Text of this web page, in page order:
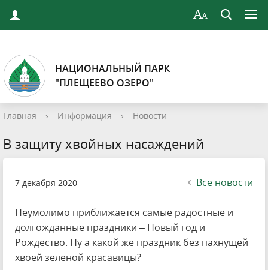
НАЦИОНАЛЬНЫЙ ПАРК
"ПЛЕЩЕЕВО ОЗЕРО"
Главная › Информация › Новости
В защиту хвойных насаждений
7 декабря 2020 Все новости
Неумолимо приближается самые радостные и
долгожданные праздники – Новый год и
Рождество. Ну а какой же праздник без пахнущей
хвоей зеленой красавицы?